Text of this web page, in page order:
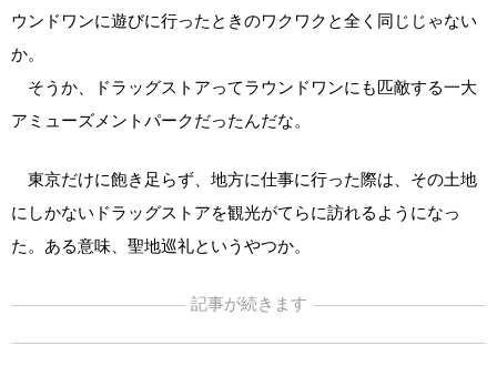
ウンドワンに遊びに行ったときのワクワクと全く同じじゃない
か。
そうか、ドラッグストアってラウンドワンにも匹敵する一大
アミューズメントパークだったんだな。
東京だけに飽き足らず、地方に仕事に行った際は、その土地
にしかないドラッグストアを観光がてらに訪れるようになっ
た。ある意味、聖地巡礼というやつか。
記事が続きます